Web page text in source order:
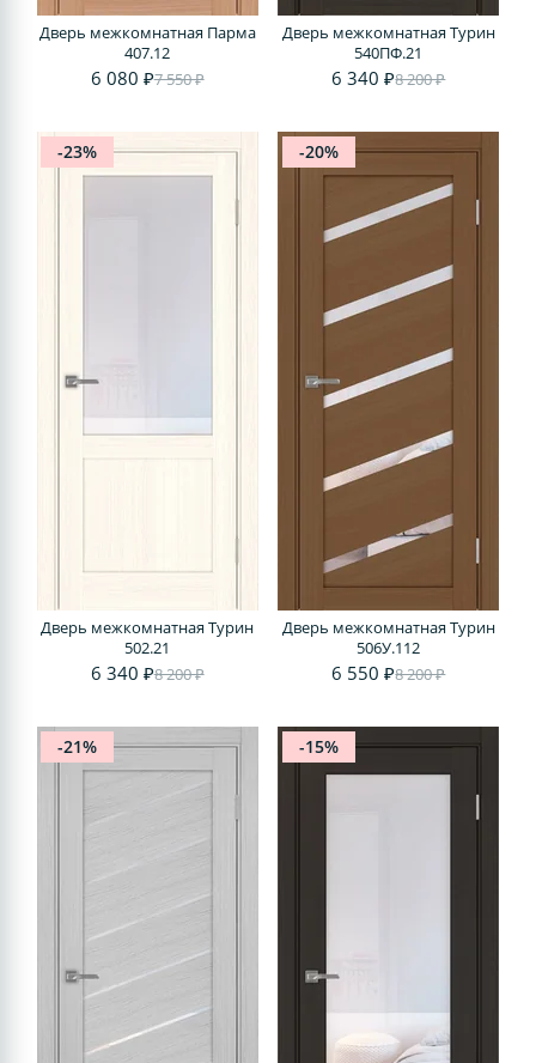
Дверь межкомнатная Парма
407.12
6 080 ₽7 550 ₽
Дверь межкомнатная Турин
540ПФ.21
6 340 ₽8 200 ₽
-23%
Дверь межкомнатная Турин
502.21
6 340 ₽8 200 ₽
-20%
Дверь межкомнатная Турин
506У.112
6 550 ₽8 200 ₽
-21% -15%